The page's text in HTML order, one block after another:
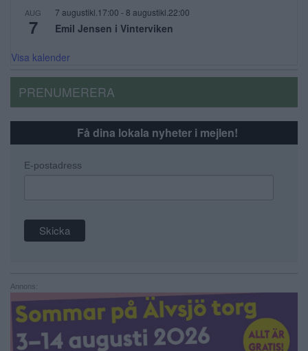
AUG
7
7 augustikl.17:00 - 8 augustikl.22:00
Emil Jensen i Vinterviken
Visa kalender
PRENUMERERA
Få dina lokala nyheter i mejlen!
E-postadress
Annons: